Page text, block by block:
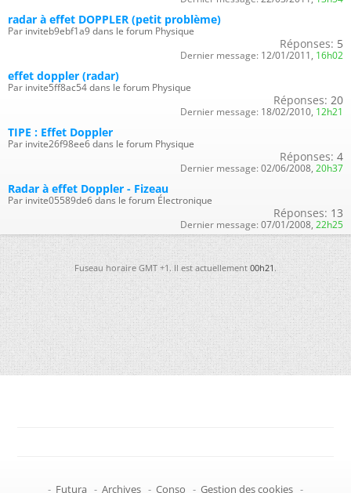
radar à effet DOPPLER (petit problème)
Par inviteb9ebf1a9 dans le forum Physique
Réponses: 5
Dernier message: 12/01/2011, 16h02
effet doppler (radar)
Par invite5ff8ac54 dans le forum Physique
Réponses: 20
Dernier message: 18/02/2010, 12h21
TIPE : Effet Doppler
Par invite26f98ee6 dans le forum Physique
Réponses: 4
Dernier message: 02/06/2008, 20h37
Radar à effet Doppler - Fizeau
Par invite05589de6 dans le forum Électronique
Réponses: 13
Dernier message: 07/01/2008, 22h25
Fuseau horaire GMT +1. Il est actuellement00h21.
- Futura - Archives - Conso - Gestion des cookies -